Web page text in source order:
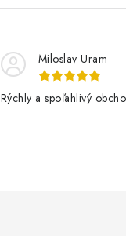
Miloslav Uram
Rýchly a spoľahlivý